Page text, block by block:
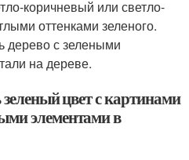
коричневый или светло-
оттенками зеленого.
дерево с зелеными
на дереве.
цвет с картинами
элементами в